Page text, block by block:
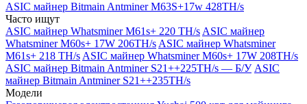
ASIC майнер Bitmain Antminer M63S+17w 428TH/s
Часто ищут
ASIC майнер Whatsminer M61s+ 220 TH/s ASIC майнер
Whatsminer M60s+ 17W 206TH/s ASIC майнер Whatsminer
M61s+ 218 TH/s ASIC майнер Whatsminer M60s+ 17W 208TH/s
ASIC майнер Bitmain Antminer S21++225TH/s — Б/У ASIC
майнер Bitmain Antminer S21++235TH/s
Модели